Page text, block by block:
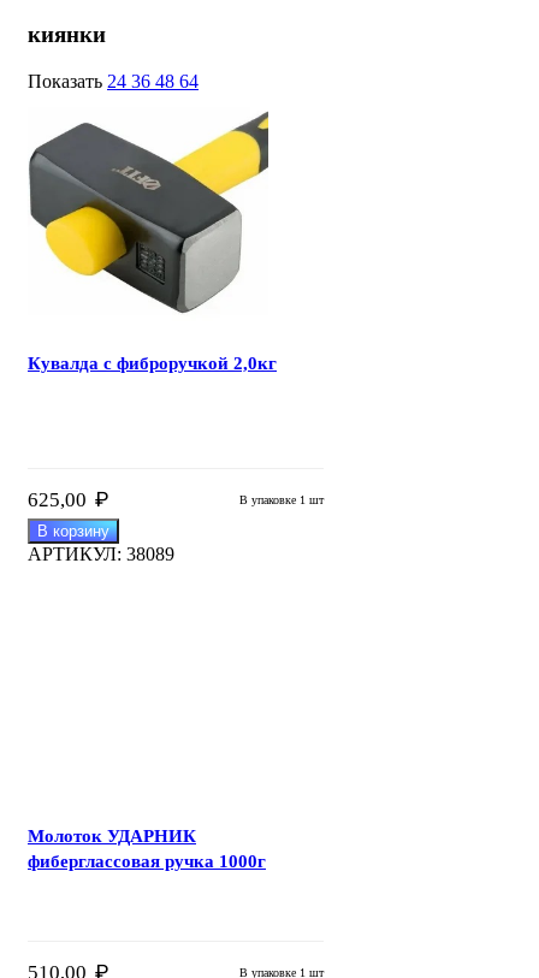
киянки
Показать 24 36 48 64
Кувалда с фиброручкой 2,0кг
625,00 ₽ В упаковке 1 шт
В корзину
АРТИКУЛ: 38089
Молоток УДАРНИК
фиберглассовая ручка 1000г
510,00 ₽ В упаковке 1 шт